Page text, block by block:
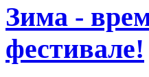
Зима -
фестивале!